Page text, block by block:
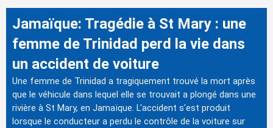
Jamaïque: Tragédie à St Mary : une
femme de Trinidad perd la vie dans
un accident de voiture
Une femme de Trinidad a tragiquement trouvé la mort après
que le véhicule dans lequel elle se trouvait a plongé dans une
rivière à St Mary, en Jamaïque. L'accident s'est produit
lorsque le conducteur a perdu le contrôle de la voiture sur